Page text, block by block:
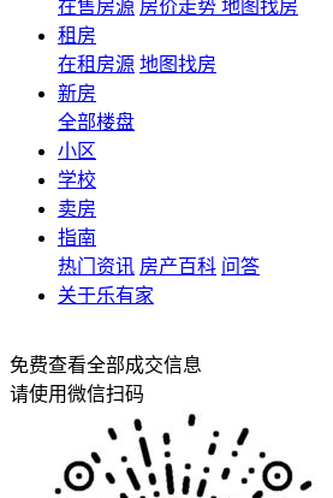
在售房源 房价走势 地图找房
租房
在租房源 地图找房
新房
全部楼盘
小区
学校
卖房
指南
热门资讯 房产百科 问答
关于乐有家
免费查看全部成交信息
请使用微信扫码